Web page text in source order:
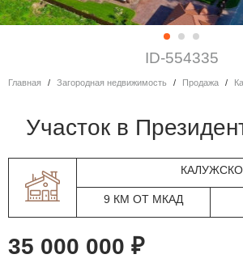
ID-554335
Главная Загородная недвижимость Продажа
участок в
9 КМ ОТ МКАД
35 000 000 ₽